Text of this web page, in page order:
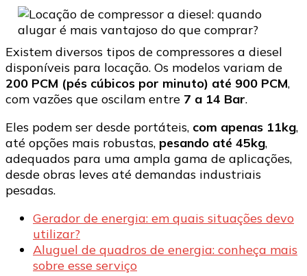
Existem diversos tipos de compressores a diesel
disponíveis para locação. Os modelos variam de
200 PCM (pés cúbicos por minuto) até 900 PCM,
com vazões que oscilam entre 7 a 14 Bar.
Eles podem ser desde portáteis, com apenas 11kg,
até opções mais robustas, pesando até 45kg,
adequados para uma ampla gama de aplicações,
desde obras leves até demandas industriais
pesadas.
Gerador de energia: em quais situações devo
utilizar?
Aluguel de quadros de energia: conheça mais
sobre esse serviço